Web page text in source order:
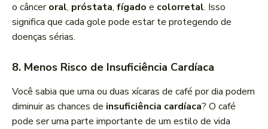
o cânceroral, próstata, fígado e colorretal. Isso
significa que cada gole pode estar te protegendo de
doenças sérias.
8. Menos Risco de Insuficiência Cardíaca
Você sabia que uma ou duas xícaras de café por dia podem
diminuir as chances de insuficiência cardíaca? O café
pode ser uma parte importante de um estilo de vida